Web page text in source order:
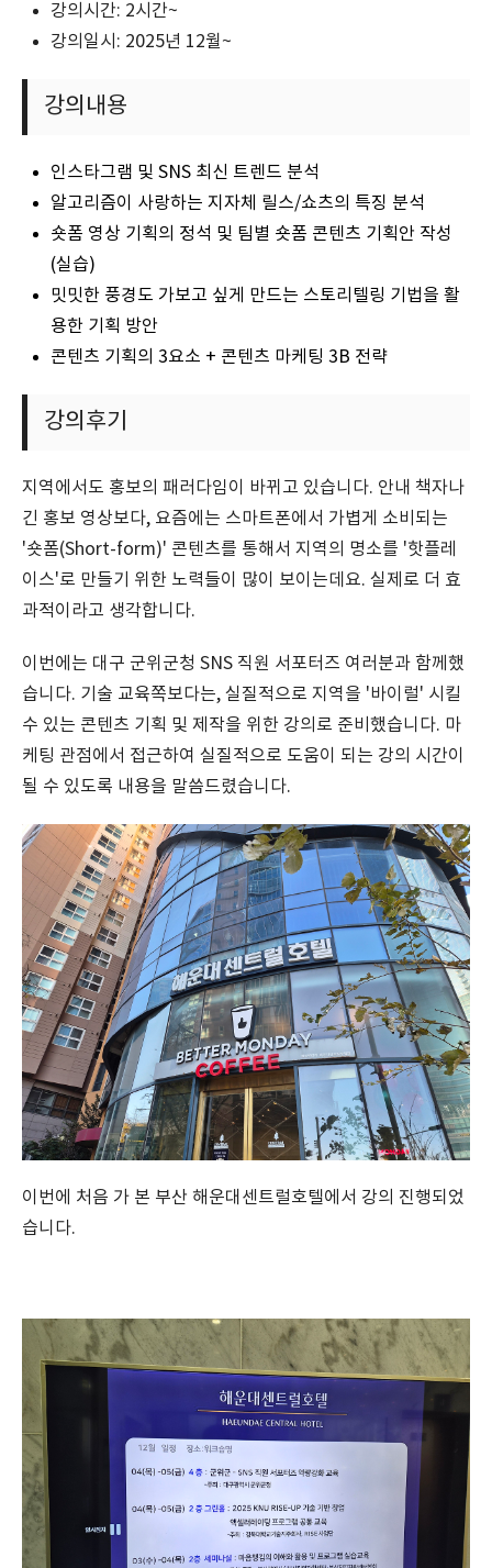
강의시간: 2시간~
강의일시: 2025년 12월~
강의내용
인스타그램 및 SNS 최신 트렌드 분석
알고리즘이 사랑하는 지자체 릴스/쇼츠의 특징 분석
숏폼 영상 기획의 정석 및 팀별 숏폼 콘텐츠 기획안 작성
(실습)
밋밋한 풍경도 가보고 싶게 만드는 스토리텔링 기법을 활
용한 기획 방안
콘텐츠 기획의 3요소 + 콘텐츠 마케팅 3B 전략
강의후기
지역에서도 홍보의 패러다임이 바뀌고 있습니다. 안내 책자나
긴 홍보 영상보다, 요즘에는 스마트폰에서 가볍게 소비되는
'숏폼(Short-form)' 콘텐츠를 통해서 지역의 명소를 '핫플레
이스'로 만들기 위한 노력들이 많이 보이는데요. 실제로 더 효
과적이라고 생각합니다.
이번에는 대구 군위군청 SNS 직원 서포터즈 여러분과 함께했
습니다. 기술 교육쪽보다는, 실질적으로 지역을 '바이럴' 시킬
수 있는 콘텐츠 기획 및 제작을 위한 강의로 준비했습니다. 마
케팅 관점에서 접근하여 실질적으로 도움이 되는 강의 시간이
될 수 있도록 내용을 말씀드렸습니다.
이번에 처음 가 본 부산 해운대센트럴호텔에서 강의 진행되었
습니다.